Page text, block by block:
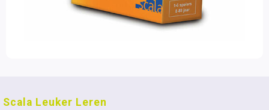
Scala Leuker Leren